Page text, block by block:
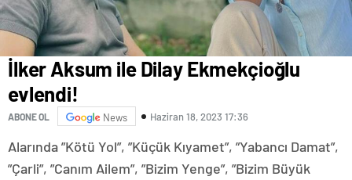
İlker Aksum ile Dilay Ekmekçioğlu
evlendi!
ABONE OL News Haziran 18, 2023 17:36
Alarında ”Kötü Yol”, ”Küçük Kıyamet”, ”Yabancı Damat”,
”Çarli”, ”Canım Ailem”, ”Bizim Yenge”, ”Bizim Büyük